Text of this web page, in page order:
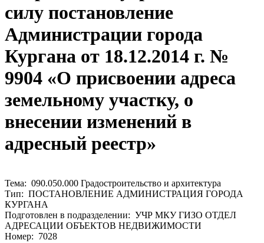
силу постановление
Администрации города
Кургана от 18.12.2014 г. №
9904 «О присвоении адреса
земельному участку, о
внесении изменений в
адресный реестр»
Тема: 090.050.000 Градостроительство и архитектура
Тип: ПОСТАНОВЛЕНИЕ АДМИНИСТРАЦИЯ ГОРОДА
КУРГАНА
Подготовлен в подразделении: УЧР МКУ ГИЗО ОТДЕЛ
АДРЕСАЦИИ ОБЪЕКТОВ НЕДВИЖИМОСТИ
Номер: 7028